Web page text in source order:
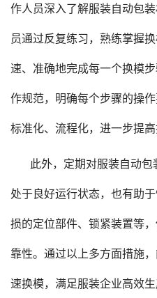
作人员深入了解服装自动包
员通过反复练习，熟练掌握
速、准确地完成每一个换模
作规范，明确每个步骤的操
标准化、流程化，进一步提高
此外，定期对服装自动
处于良好运行状态，也有助
损的定位部件、锁紧装置等
靠性。通过以上多方面措施
速换模，满足服装企业高效